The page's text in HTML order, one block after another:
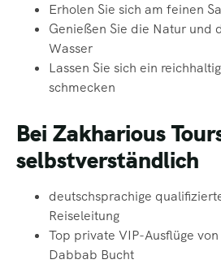
Erholen Sie sich am feinen
Genießen Sie die Natur und
Wasser
Lassen Sie sich ein
schmecken
Bei Zakharious
selbstverständlich
deutschsprachige
Reiseleitung
Top private VIP-Ausflüge
Dabbab Bucht